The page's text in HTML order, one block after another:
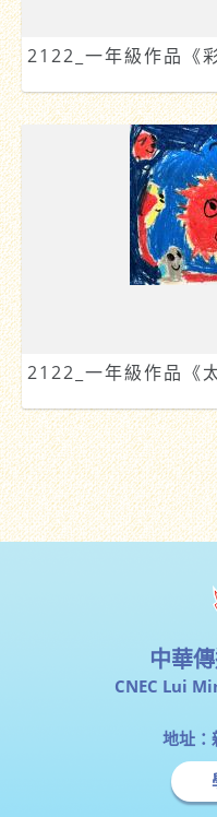
2122_一年級作品《
2122_一年級作品《
中華
CNEC Lui
地址：